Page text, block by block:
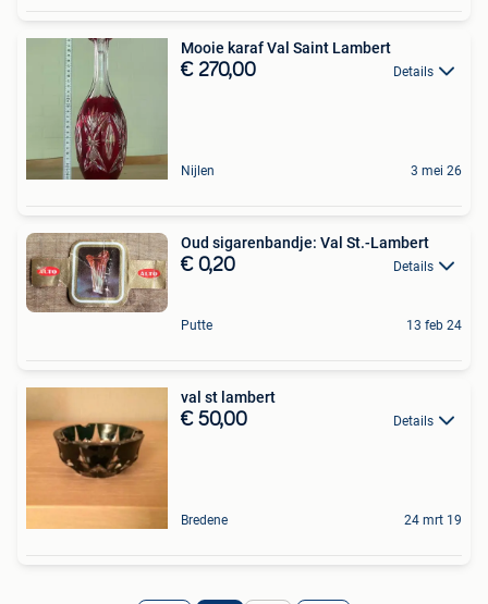
Mooie karaf Val Saint Lambert
€ 270,00 Details
Nijlen 3 mei 26
Oud sigarenbandje: Val St.-Lambert
€ 0,20 Details
Putte 13 feb 24
val st lambert
€ 50,00 Details
Bredene 24 mrt 19